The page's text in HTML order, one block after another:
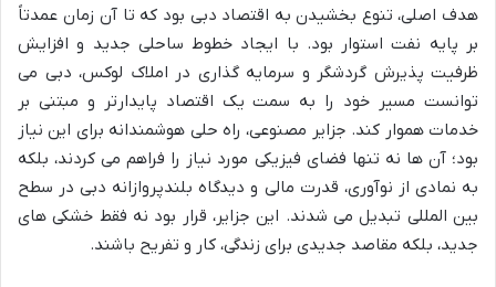
هدف اصلی، تنوع بخشیدن به اقتصاد دبی بود که تا آن زمان عمدتاً
بر پایه نفت استوار بود. با ایجاد خطوط ساحلی جدید و افزایش
ظرفیت پذیرش گردشگر و سرمایه گذاری در املاک لوکس، دبی می
توانست مسیر خود را به سمت یک اقتصاد پایدارتر و مبتنی بر
خدمات هموار کند. جزایر مصنوعی، راه حلی هوشمندانه برای این نیاز
بود؛ آن ها نه تنها فضای فیزیکی مورد نیاز را فراهم می کردند، بلکه
به نمادی از نوآوری، قدرت مالی و دیدگاه بلندپروازانه دبی در سطح
بین المللی تبدیل می شدند. این جزایر، قرار بود نه فقط خشکی های
جدید، بلکه مقاصد جدیدی برای زندگی، کار و تفریح باشند.